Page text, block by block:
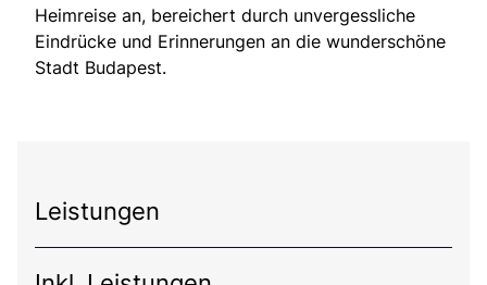
Heimreise an, bereichert durch unvergessliche
Eindrücke und Erinnerungen an die wunderschöne
Stadt Budapest.
Leistungen